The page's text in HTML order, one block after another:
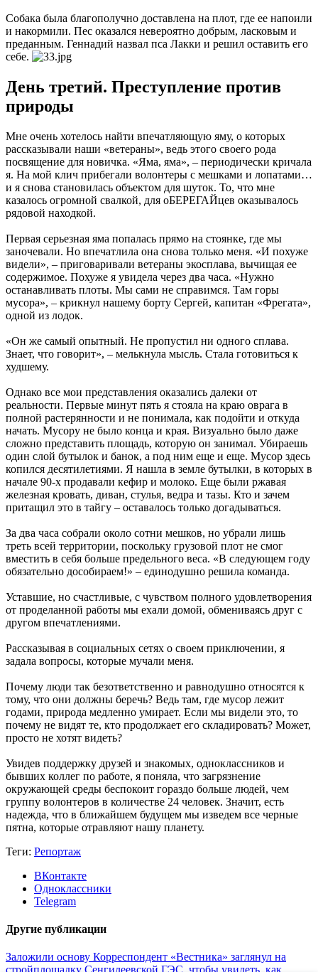
Собака была благополучно доставлена на плот, где ее напоили
и накормили. Пес оказался невероятно добрым, ласковым и
преданным. Геннадий назвал пса Лакки и решил оставить его
себе.
День третий. Преступление против
природы
Мне очень хотелось найти впечатляющую яму, о которых
рассказывали наши «ветераны», ведь этого своего рода
посвящение для новичка. «Яма, яма», – периодически кричала
я. На мой клич прибегали волонтеры с мешками и лопатами…
и я снова становилась объектом для шуток. То, что мне
казалось огромной свалкой, для оБЕРЕГАЙцев оказывалось
рядовой находкой.
Первая серьезная яма попалась прямо на стоянке, где мы
заночевали. Но впечатлила она снова только меня. «И похуже
видели», – приговаривали ветераны экосплава, вычищая ее
содержимое. Похуже я увидела через два часа. «Нужно
останавливать плоты. Мы сами не справимся. Там горы
мусора», – крикнул нашему борту Сергей, капитан «Фрегата»,
одной из лодок.
«Он же самый опытный. Не пропустил ни одного сплава.
Знает, что говорит», – мелькнула мысль. Стала готовиться к
худшему.
Однако все мои представления оказались далеки от
реальности. Первые минут пять я стояла на краю оврага в
полной растерянности и не понимала, как подойти и откуда
начать. Мусору не было конца и края. Визуально было даже
сложно представить площадь, которую он занимал. Убираешь
один слой бутылок и банок, а под ним еще и еще. Мусор здесь
копился десятилетиями. Я нашла в земле бутылки, в которых в
начале 90-х продавали кефир и молоко. Еще были ржавая
железная кровать, диван, стулья, ведра и тазы. Кто и зачем
притащил это в тайгу – оставалось только догадываться.
За два часа собрали около сотни мешков, но убрали лишь
треть всей территории, поскольку грузовой плот не смог
вместить в себя больше предельного веса. «В следующем году
обязательно дособираем!» – единодушно решила команда.
Уставшие, но счастливые, с чувством полного удовлетворения
от проделанной работы мы ехали домой, обмениваясь друг с
другом впечатлениями.
Рассказывая в социальных сетях о своем приключении, я
задала вопросы, которые мучали меня.
Почему люди так безответственно и равнодушно относятся к
тому, что они должны беречь? Ведь там, где мусор лежит
годами, природа медленно умирает. Если мы видели это, то
почему не видят те, кто продолжает его складировать? Может,
просто не хотят видеть?
Увидев поддержку друзей и знакомых, одноклассников и
бывших коллег по работе, я поняла, что загрязнение
окружающей среды беспокоит гораздо больше людей, чем
группу волонтеров в количестве 24 человек. Значит, есть
надежда, что в ближайшем будущем мы изведем все черные
пятна, которые отравляют нашу планету.
Теги: Репортаж
ВКонтакте
Одноклассники
Telegram
Другие публикации
Заложили основу Корреспондент «Вестника» заглянул на
стройплощадку Сенгилеевской ГЭС, чтобы увидеть, как